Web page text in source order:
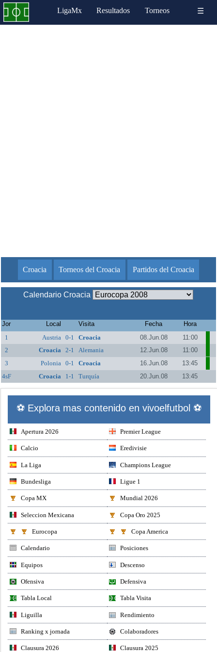
LigaMx Resultados Torneos ☰
Croacia Torneos del Croacia Partidos del Croacia
Calendario Croacia
Jor Local Visita Fecha
Hora
1
Austria 0-1 Croacia 08.Jun.08
11:00
2
Croacia 2-1 Alemania 12.Jun.08
11:00
3
Polonia 0-1 Croacia 16.Jun.08
13:45
4sF
Croacia 1-1 Turquía 20.Jun.08 13:45
⚽ Explora mas contenido en vivoelfutbol ⚽
Apertura 2026 Premier League
Calcio Eredivisie
La Liga Champions League
Bundesliga Ligue 1
Copa MX Mundial 2026
Seleccion Mexicana Copa Oro 2025
Eurocopa Copa America
Calendario Posiciones
Equipos Descenso
Ofensiva Defensiva
Tabla Local Tabla Visita
Liguilla Rendimiento
Ranking x jornada Colaboradores
Clausura 2026 Clausura 2025